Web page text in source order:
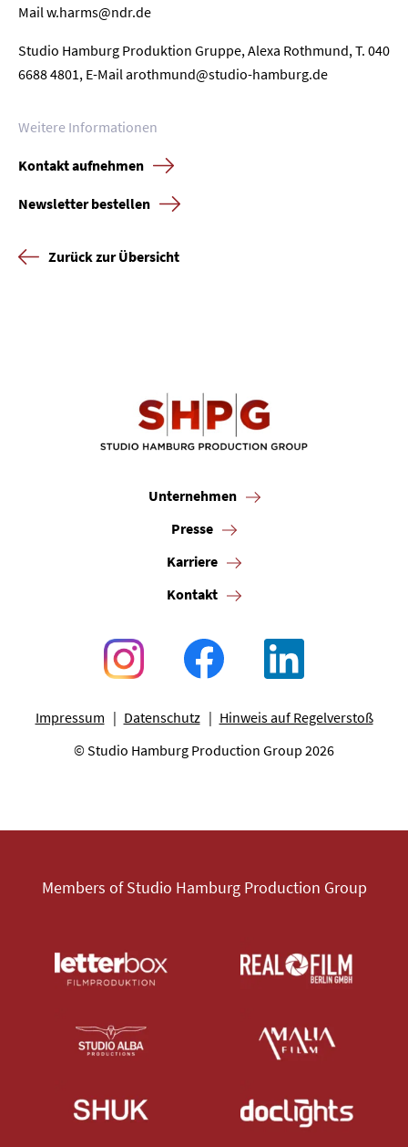
Mail w.harms@ndr.de
Studio Hamburg Produktion Gruppe, Alexa Rothmund, T. 040
6688 4801, E-Mail arothmund@studio-hamburg.de
Weitere Informationen
Kontakt aufnehmen
Newsletter bestellen
Zurück zur Übersicht
Unternehmen
Presse
Karriere
Kontakt
Impressum Datenschutz
Hinweis auf Regelverstoß
© Studio Hamburg Production Group 2026
Members of Studio Hamburg Production Group